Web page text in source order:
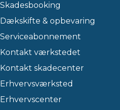
Skadesbooking
Dækskifte & opbevaring
Serviceabonnement
Kontakt værkstedet
Kontakt skadecenter
Erhvervsværksted
Erhvervscenter